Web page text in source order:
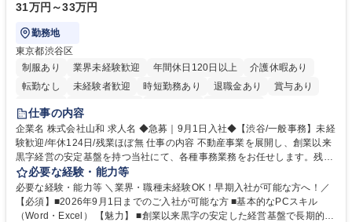
31万円～33万円
勤務地
東京都渋谷区
制服あり
業界未経験歓迎 年間休日120日以上
介護休暇あり
転勤なし
未経験者歓迎 時短勤務あり 退職金あり
賞与あり
育休あり
完全週休2日制
仕事の内容
企業名 株式会社山和 求人名 ◆急募｜9月1日入社◆【渋谷/一般事務】未経
験歓迎/年休124日/残業ほぼ無 仕事の内容 不動産事業を展開し、創業以来
黒字経営の安定基盤を持つ当社にて、各種事務業務をお任せします。残業
がほぼ発生せず、連続した日程の有給取得が可能なため、WLBを整えたい
方にお勧めの環境です！ 入社後はOJTを通じて丁寧に研修を行いますの
で、事務未経験の方でも安心して臨むことができます。 【業務詳細】■電
話・来客対応 ■物件の鍵や社内の備品管理 ■データ入力や書類作成 ■契約
必要な経験・能力等
必要な経験・能力等 ＼業界・職種未経験OK！早期入社が可能な方へ！／
【必須】■2026年9月1日までのご入社が可能な方 ■基本的なPCスキル
（Word・Excel） 【魅力】 ■創業以来黒字の安定した経営基盤で長期的に